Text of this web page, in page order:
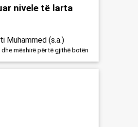
nivele të larta
Muhammed (s.a.)
dhe mëshirë për të gjithë botën